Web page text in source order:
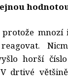
mnozí
horší
drtivé